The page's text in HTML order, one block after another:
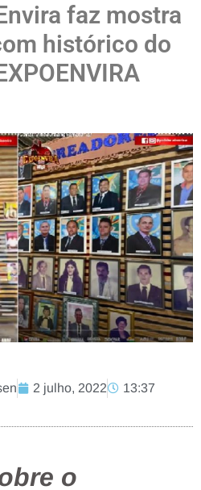
faz mostra
histórico do
2 julho, 2022 13:37
o